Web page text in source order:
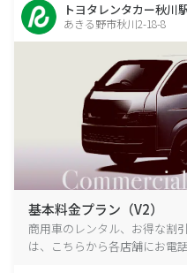
トヨタレンタカー秋川
あきる野市秋川2-18-8
基本料金プラン（V2）
商用車のレンタル、お得な割
は、こちらから各店舗にお電話